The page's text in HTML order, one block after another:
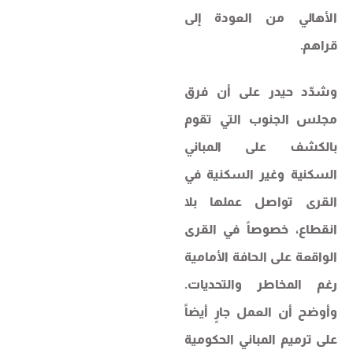
الأهالي من العودة إلى
قراهم.
وشدّد حيدر على أن فرق
مجلس الجنوب التي تقوم
بالكشف على المباني
السكنية وغير السكنية في
القرى تواصل عملها بلا
انقطاع، خصوصاً في القرى
الواقعة على الحافة الأمامية
رغم المخاطر والتحديات.
وأوضح أن العمل جارٍ أيضاً
على ترميم المباني الحكومية